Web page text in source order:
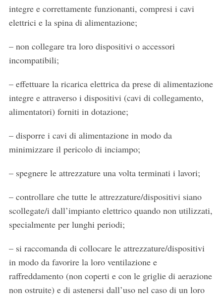
integre e correttamente funzionanti, compresi i cavi
elettrici e la spina di alimentazione;
– non collegare tra loro dispositivi o accessori
incompatibili;
– effettuare la ricarica elettrica da prese di alimentazione
integre e attraverso i dispositivi (cavi di collegamento,
alimentatori) forniti in dotazione;
– disporre i cavi di alimentazione in modo da
minimizzare il pericolo di inciampo;
– spegnere le attrezzature una volta terminati i lavori;
– controllare che tutte le attrezzature/dispositivi siano
scollegate/i dall’impianto elettrico quando non utilizzati,
specialmente per lunghi periodi;
– si raccomanda di collocare le attrezzature/dispositivi
in modo da favorire la loro ventilazione e
raffreddamento (non coperti e con le griglie di aerazione
non ostruite) e di astenersi dall’uso nel caso di un loro